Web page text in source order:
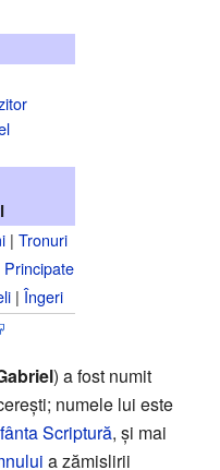
| Tronuri
Principate
| Îngeri
) a fost numit
numele lui este
Scriptură, și mai
a zămislirii